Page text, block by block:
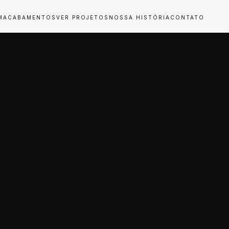
ACABAMENTOS VER PROJETOS NOSSA HISTÓRIA CONTATO